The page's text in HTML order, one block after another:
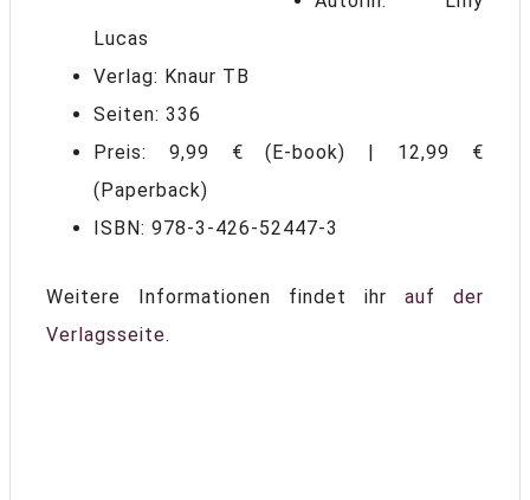
Lucas
Verlag: Knaur TB
Seiten: 336
Preis: 9,99 € (E-book) | 12,99 €
(Paperback)
ISBN: 978-3-426-52447-3
Weitere Informationen findet ihr auf der
Verlagsseite.